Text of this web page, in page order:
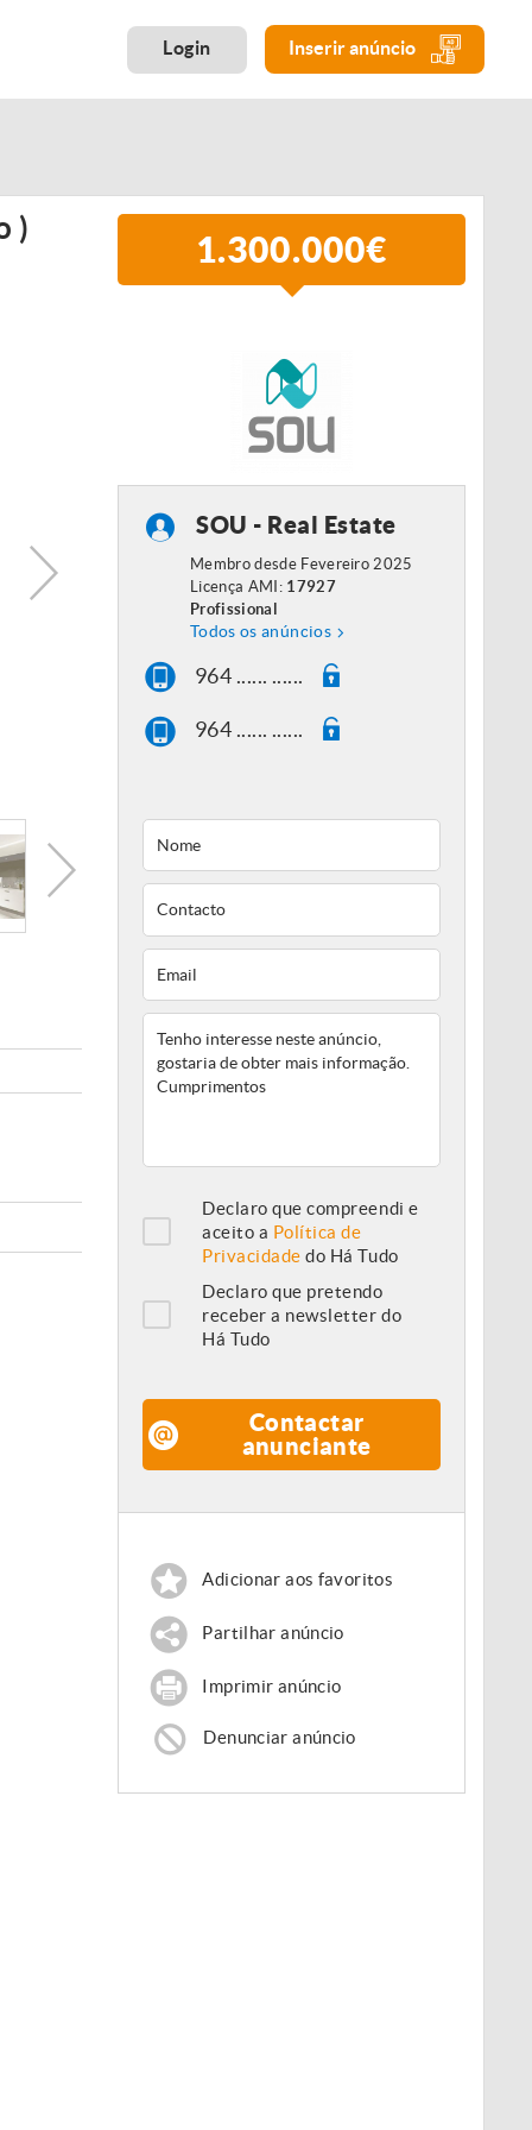
Login Inserir anúncio
)
1.300.000€
SOU - Real Estate
Membro desde Fevereiro 2025
Licença AMI: 17927
Profissional
Todos os anúncios
964 ...... ......
964 ...... ......
Declaro que compreendi e
aceito a Política de
Privacidade do Há Tudo
Declaro que pretendo
receber a newsletter do
Há Tudo
Contactar
anunciante
Adicionar aos favoritos
Partilhar anúncio
Imprimir anúncio
Denunciar anúncio